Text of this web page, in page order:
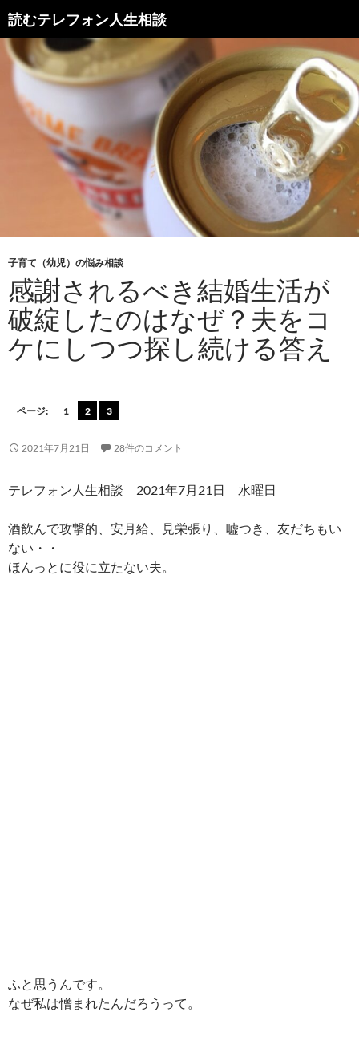
読むテレフォン人生相談
子育て（幼児）の悩み相談
感謝されるべき結婚生活が
破綻したのはなぜ？夫をコ
ケにしつつ探し続ける答え
ページ: 1 2 3
2021年7月21日 28件のコメント
テレフォン人生相談 2021年7月21日 水曜日
酒飲んで攻撃的、安月給、見栄張り、嘘つき、友だちもい
ない・・
ほんっとに役に立たない夫。
ふと思うんです。
なぜ私は憎まれたんだろうって。